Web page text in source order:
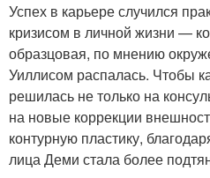
Успех в карьере случился
кризисом в личной жизни —
образцовая, по мнению
Уиллисом распалась. Чтобы
решилась не только на
на новые коррекции
контурную пластику,
лица Деми стала более